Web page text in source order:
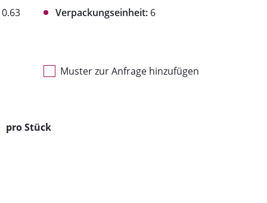
Verpackungseinheit: 6
Muster zur Anfrage hinzufügen
pro Stück